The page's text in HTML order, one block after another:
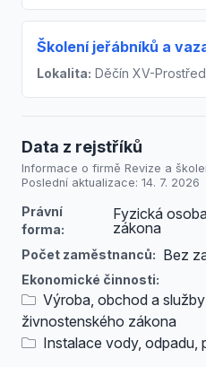
Školení jeřábníků a
Lokalita: Děčín XV-
Data z rejstříků
Informace o firmě Revize a
Poslední aktualizace: 14. 7. 2026
Právní
forma:
Fyzická
zákona
Počet zaměstnanců: Bez
Ekonomické činnosti:
Výroba, obchod a
živnostenského zákona
Instalace vody, odpadu,